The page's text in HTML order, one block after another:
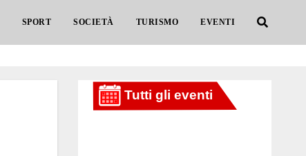
SPORT SOCIETÀ TURISMO EVENTI